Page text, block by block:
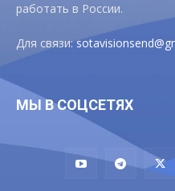
работать в России.
Для связи:
МЫ В СОЦСЕТЯХ